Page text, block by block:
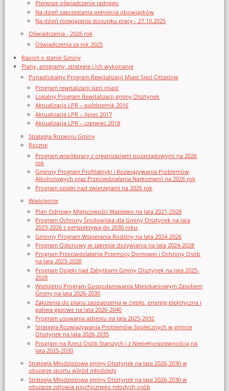
Pierwsze oświadczenie radnego
Na dzień zaprzestania pełnienia obowiązków
Na dzień rozwiązania stosunku pracy - 27.10.2025
Oświadczenia - 2026 rok
Oświadczenia za rok 2025
Raport o stanie Gminy
Plany, programy, strategie i ich wykonanie
Ponadlokalny Program Rewitalizacji Miast Sieci Cittaslow
Program rewitalizacji sieci miast
Lokalny Program Rewitalizacji gminy Olsztynek
Aktualizacja LPR – październik 2016
Aktualizacja LPR – lipiec 2017
Aktualizacja LPR – czerwiec 2018
Strategia Rozwoju Gminy
Roczne
Program współpracy z organizacjami pozarządowymi na 2026
rok
Gminny Program Profilaktyki i Rozwiązywania Problemów
Alkoholowych oraz Przeciwdziałania Narkomanii na 2026 rok
Program opieki nad zwierzętami na 2026 rok
Wieloletnie
Plan Odnowy Miejscowości Waplewo na lata 2021-2028
Program Ochrony Środowiska dla Gminy Olsztynek na lata
2023-2026 z perspektywą do 2030 roku
Gminny Program Wspierania Rodziny na lata 2024-2026
Program Osłonowy w zakresie dożywiania na lata 2024-2028
Program Przeciwdziałania Przemocy Domowej i Ochrony Osób
na lata 2023-2028
Program Opieki nad Zabytkami Gminy Olsztynek na lata 2025-
2028
Wieloletni Program Gospodarowania Mieszkaniowym Zasobem
Gminy na lata 2026-2030
Założenia do planu zaopatrzenia w ciepło, energię elektryczna i
paliwa gazowe na lata 2026-2040
Program usuwania azbestu na lata 2025-2032
Strategia Rozwiązywania Problemów Społecznych w gminie
Olsztynek na lata 2026-2035
Program na Rzecz Osób Starszych i z Niepełnosprawnością na
lata 2025-2030
Strategia Młodzieżowa gminy Olsztynek na lata 2026-2030 w
obszarze sportu wśród młodzieży
Strategia Młodzieżowa gminy Olsztynek na lata 2026-2030 w
obszarze zdrowia psychicznego młodych osób